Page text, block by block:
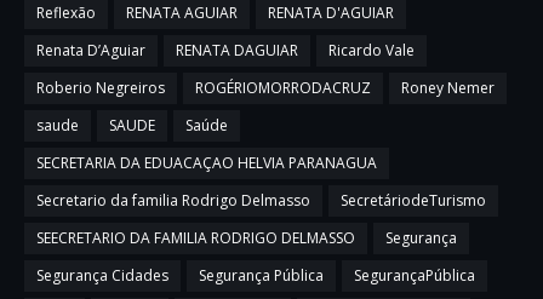
Reflexão
RENATA AGUIAR
RENATA D'AGUIAR
Renata D’Aguiar
RENATA DAGUIAR
Ricardo Vale
Roberio Negreiros
ROGÉRIOMORRODACRUZ
Roney Nemer
saude
SAUDE
Saúde
SECRETARIA DA EDUACAÇAO HELVIA PARANAGUA
Secretario da familia Rodrigo Delmasso
SecretáriodeTurismo
SEECRETARIO DA FAMILIA RODRIGO DELMASSO
Segurança
Segurança Cidades
Segurança Pública
SegurançaPública